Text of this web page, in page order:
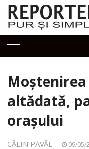
Skip
content
altădată,
orașului
CĂLIN PAVĂL 09/05/